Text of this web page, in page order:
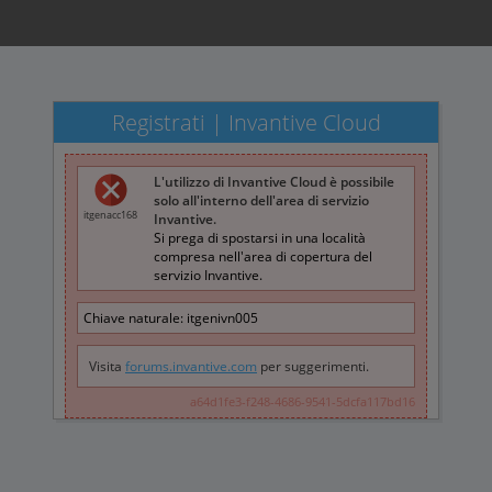
Registrati | Invantive Cloud
itgenacc168
L'utilizzo di Invantive Cloud è possibile
solo all'interno dell'area di servizio
Invantive.
Si prega di spostarsi in una località
compresa nell'area di copertura del
servizio Invantive.
Chiave naturale: itgenivn005
Visita forums.invantive.com per suggerimenti.
a64d1fe3-f248-4686-9541-5dcfa117bd16